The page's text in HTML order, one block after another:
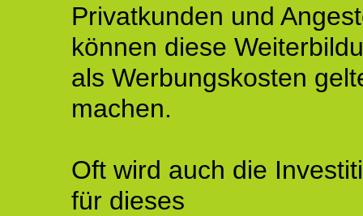
Privatkunden und
können diese
als Werbungskosten
machen.
Oft wird auch die
für dieses